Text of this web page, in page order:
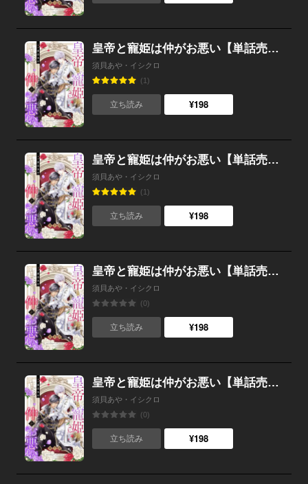
皇帝と寵姫は仲がお悪い【単話売】 10話
須貝あや・イシクロ
(1)
立ち読み ¥198
皇帝と寵姫は仲がお悪い【単話売】 9話
須貝あや・イシクロ
(1)
立ち読み ¥198
皇帝と寵姫は仲がお悪い【単話売】 8話
須貝あや・イシクロ
(0)
立ち読み ¥198
皇帝と寵姫は仲がお悪い【単話売】 7話
須貝あや・イシクロ
(0)
立ち読み ¥198